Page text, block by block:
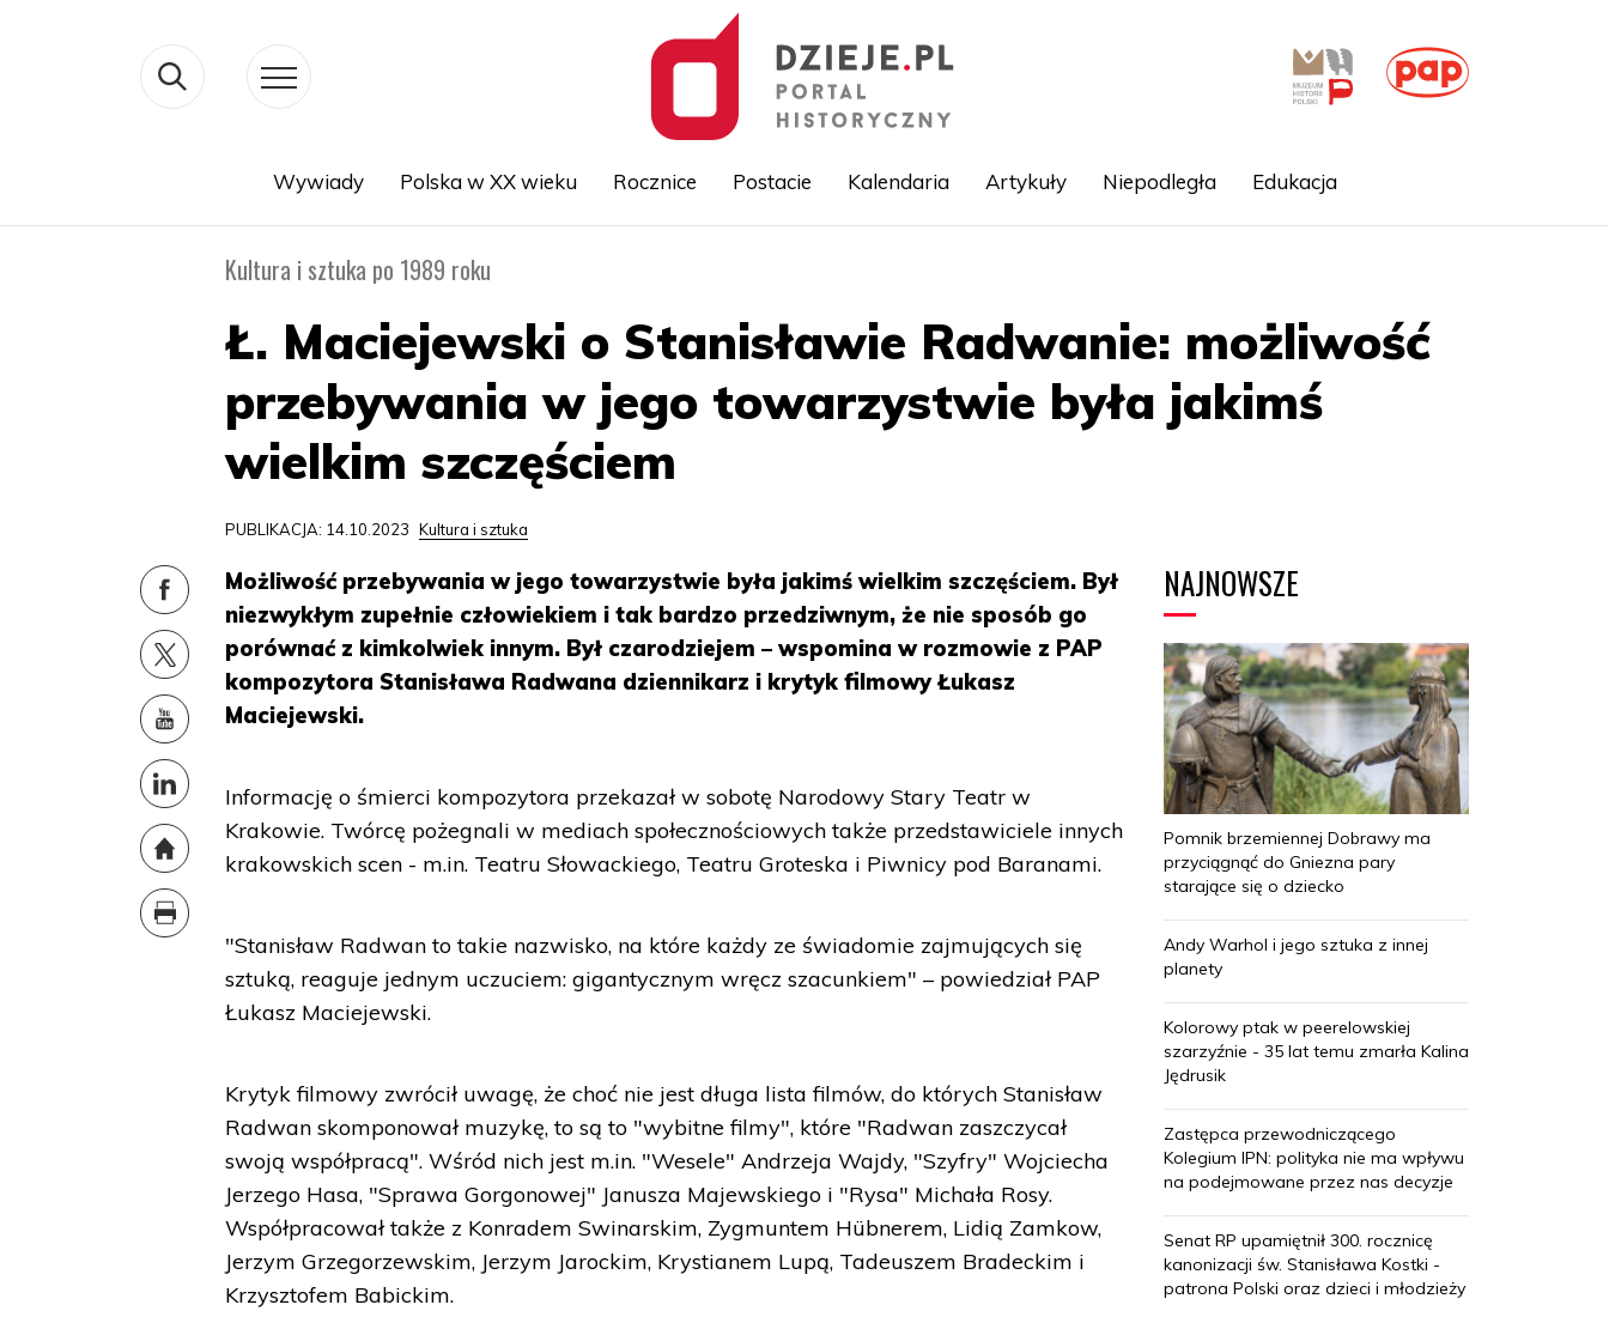
Wywiady Polska w XX wieku Rocznice Postacie Kalendaria Artykuły Niepodległa Edukacja
Kultura i sztuka po 1989 roku
Ł. Maciejewski o Stanisławie Radwanie: możliwość
przebywania w jego towarzystwie była jakimś
wielkim szczęściem
PUBLIKACJA: 14.10.2023 Kultura i sztuka
Możliwość przebywania w jego towarzystwie była jakimś wielkim szczęściem. Był
niezwykłym zupełnie człowiekiem i tak bardzo przedziwnym, że nie sposób go
porównać z kimkolwiek innym. Był czarodziejem – wspomina w rozmowie z PAP
kompozytora Stanisława Radwana dziennikarz i krytyk filmowy Łukasz
Maciejewski.
Informację o śmierci kompozytora przekazał w sobotę Narodowy Stary Teatr w
Krakowie. Twórcę pożegnali w mediach społecznościowych także przedstawiciele innych
krakowskich scen - m.in. Teatru Słowackiego, Teatru Groteska i Piwnicy pod Baranami.
"Stanisław Radwan to takie nazwisko, na które każdy ze świadomie zajmujących się
sztuką, reaguje jednym uczuciem: gigantycznym wręcz szacunkiem" – powiedział PAP
Łukasz Maciejewski.
Krytyk filmowy zwrócił uwagę, że choć nie jest długa lista filmów, do których Stanisław
Radwan skomponował muzykę, to są to "wybitne filmy", które "Radwan zaszczycał
swoją współpracą". Wśród nich jest m.in. "Wesele" Andrzeja Wajdy, "Szyfry" Wojciecha
Jerzego Hasa, "Sprawa Gorgonowej" Janusza Majewskiego i "Rysa" Michała Rosy.
Współpracował także z Konradem Swinarskim, Zygmuntem Hübnerem, Lidią Zamkow,
Jerzym Grzegorzewskim, Jerzym Jarockim, Krystianem Lupą, Tadeuszem Bradeckim i
Krzysztofem Babickim.
NAJNOWSZE
Pomnik brzemiennej Dobrawy ma
przyciągnąć do Gniezna pary
starające się o dziecko
Andy Warhol i jego sztuka z innej
planety
Kolorowy ptak w peerelowskiej
szarzyźnie - 35 lat temu zmarła Kalina
Jędrusik
Zastępca przewodniczącego
Kolegium IPN: polityka nie ma wpływu
na podejmowane przez nas decyzje
Senat RP upamiętnił 300. rocznicę
kanonizacji św. Stanisława Kostki -
patrona Polski oraz dzieci i młodzieży